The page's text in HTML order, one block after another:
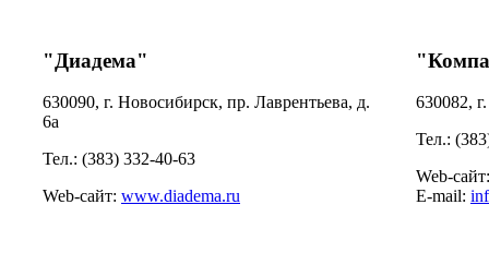
"Диадема"
630090, г. Новосибирск, пр. Лаврентьева, д.
6а
Тел.: (383) 332-40-63
Web-сайт: www.diadema.ru
630082,
Тел.:
Web-
E-mail: